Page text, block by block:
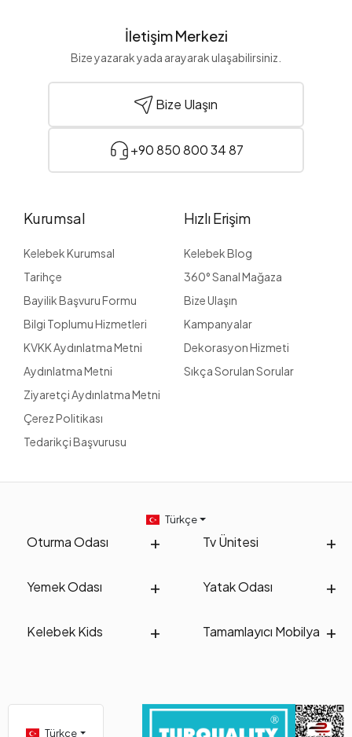
İletişim Merkezi
Bize yazarak yada arayarak ulaşabilirsiniz.
Bize Ulaşın
+90 850 800 34 87
Kurumsal
Kelebek Kurumsal
Tarihçe
Bayilik Başvuru Formu
Bilgi Toplumu Hizmetleri
KVKK Aydınlatma Metni
Aydınlatma Metni
Ziyaretçi Aydınlatma Metni
Çerez Politikası
Tedarikçi Başvurusu
Hızlı Erişim
Kelebek Blog
360° Sanal Mağaza
Bize Ulaşın
Kampanyalar
Dekorasyon Hizmeti
Sıkça Sorulan Sorular
Oturma Odası Tv Ünitesi
Yemek Odası Yatak Odası
Kelebek Kids Tamamlayıcı Mobilya
Türkçe
Türkçe